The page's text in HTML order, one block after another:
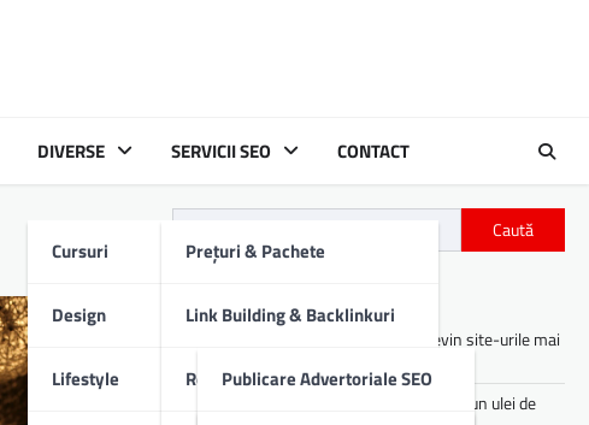
DIVERSE
Cursuri
Design
Lifestyle
SERVICII SEO
Prețuri & Pachete
Link Building & Backlinkuri
Redactare Conținut SEO
Publicare Advertoriale SEO
CONTACT
Caută
Asistenții digitali cu AI: cum devin site-urile mai
Cum îți afectează motorul mașinii un ulei de